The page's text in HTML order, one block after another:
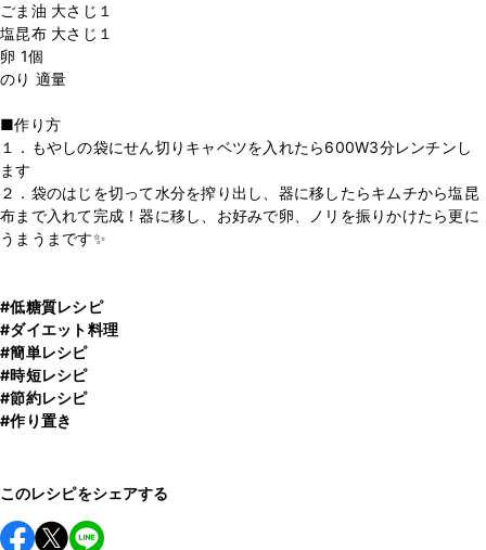
ごま油 大さじ１
塩昆布 大さじ１
卵 1個
のり 適量
■作り方
１．もやしの袋にせん切りキャベツを入れたら600W3分レンチンし
ます
２．袋のはじを切って水分を搾り出し、器に移したらキムチから塩昆
布まで入れて完成！器に移し、お好みで卵、ノリを振りかけたら更に
うまうまです✨
#低糖質レシピ
#ダイエット料理
#簡単レシピ
#時短レシピ
#節約レシピ
#作り置き
このレシピをシェアする